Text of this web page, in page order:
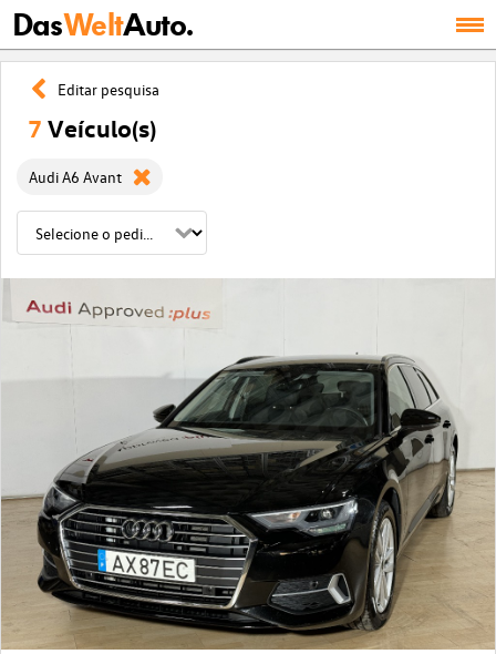
DasWeltAuto.
Editar pesquisa
7 Veículo(s)
Audi A6 Avant